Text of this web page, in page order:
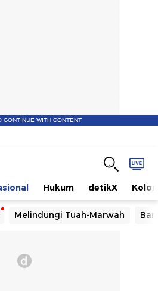
CONTINUE WITH CONTENT
Hukum detikX
Melindungi Tuah-Marwah